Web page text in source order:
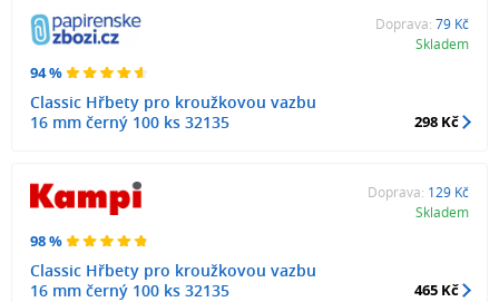
94 %
Classic Hřbety pro kroužkovou vazbu
16 mm černý 100 ks 32135
Doprava: 79 Kč
Skladem
298 Kč
98 %
Classic Hřbety pro kroužkovou vazbu
16 mm černý 100 ks 32135
Doprava: 129 Kč
Skladem
465 Kč